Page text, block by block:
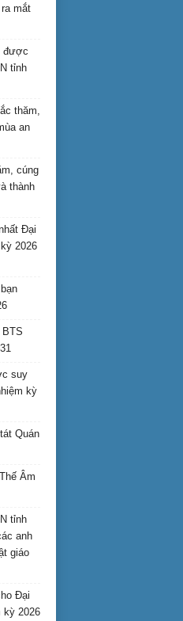
mắt
được
tỉnh
thăm,
an
cúng
thành
Đại
2026
suy
kỳ
Quán
Âm
tỉnh
anh
giáo
Đại
kỳ 2026